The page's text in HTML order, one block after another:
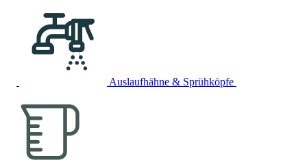
Auslaufhähne & Sprühköpfe